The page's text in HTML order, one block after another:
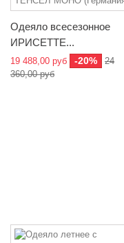
Одеяло всесезонное
ИРИСЕТТЕ...
19 488,00 руб -20%
24
360,00 руб